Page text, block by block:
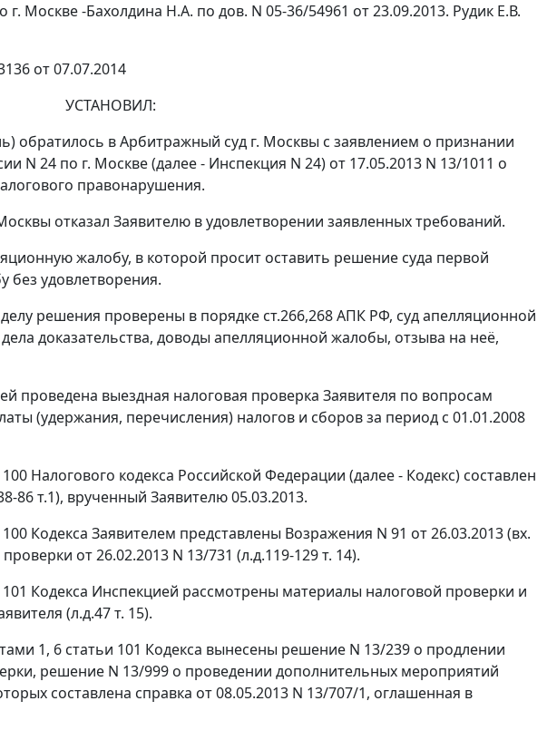
Москве -Бахолдина Н.А. по дов. N 05-36/54961 от 23.09.2013. Рудик Е.В.
от 07.07.2014
УСТАНОВИЛ:
обратилось в Арбитражный суд г. Москвы с заявлением о признании
24 по г. Москве (далее - Инспекция N 24) от 17.05.2013 N 13/1011 о
правонарушения.
отказал Заявителю в удовлетворении заявленных требований.
жалобу, в которой просит оставить решение суда первой
без удовлетворения.
решения проверены в порядке ст.266,268АПК РФ, суд апелляционной
доказательства, доводы апелляционной жалобы, отзыва на неё,
проведена выездная налоговая проверка Заявителя по вопросам
(удержания, перечисления) налогов и сборов за период с 01.01.2008
Налогового кодекса Российской Федерации (далее - Кодекс) составлен
86 т.1), врученный Заявителю 05.03.2013.
Кодекса Заявителем представлены Возражения N 91 от 26.03.2013 (вх.
от 26.02.2013 N 13/731 (л.д.119-129 т. 14).
Кодекса Инспекцией рассмотрены материалы налоговой проверки и
(л.д.47 т. 15).
1, 6 статьи 101 Кодекса вынесены решение N 13/239 о продлении
решение N 13/999 о проведении дополнительных мероприятий
составлена справка от 08.05.2013 N 13/707/1, оглашенная в